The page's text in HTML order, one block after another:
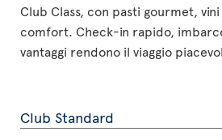
Club Class, con pasti gourmet,
comfort. Check-in rapido,
vantaggi rendono il viaggio
Club Standard